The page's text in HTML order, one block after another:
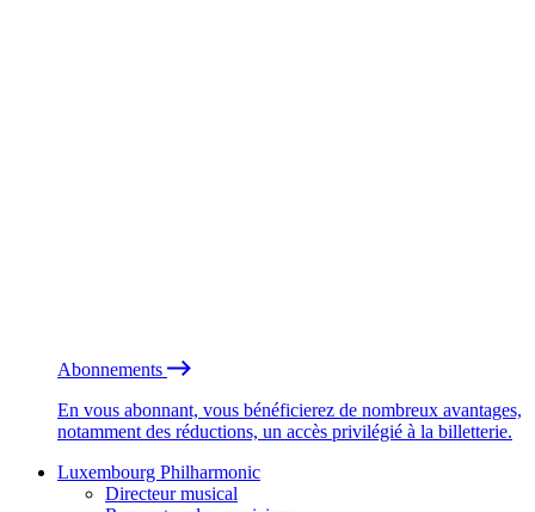
Abonnements
En vous abonnant, vous bénéficierez de nombreux avantages,
notamment des réductions, un accès privilégié à la billetterie.
Luxembourg Philharmonic
Directeur musical